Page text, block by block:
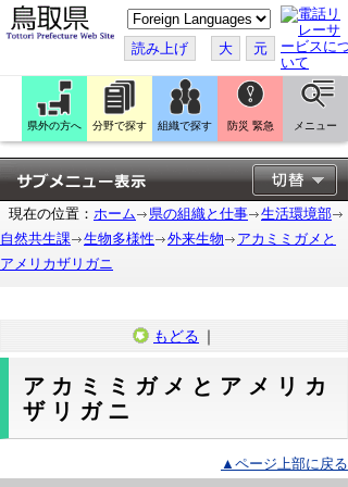
こ
の
ペ
ー
ジ
翻
訳
す
る
読み上げ 大 元
県外の方へ 分野で探す 組織で探す 防災 緊急 メニュー
現在の位置： ホーム 県の組織と仕事
生活環境部
自然共生課
生物多様性 外来生物
アカミミガメと
アメリカザリガニ
もどる ｜
アカミミガメとアメリカ
ザリガニ
▲ページ上部に戻る